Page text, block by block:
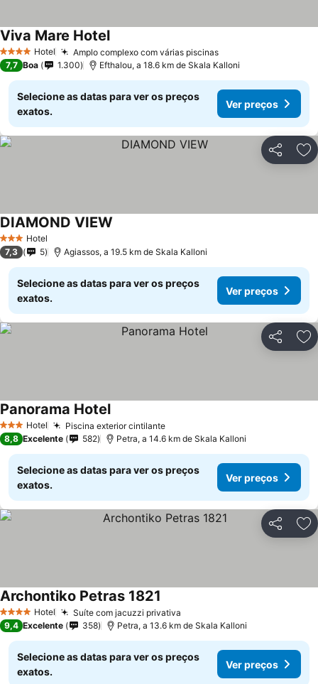
4 EstrelasHotel Amplo complexo com várias piscinas
Viva Mare Hotel
7,7 Boa 1.300 Efthalou, a 18.6 km de Skala Kalloni
Selecione as datas para ver os preços
exatos.
Ver preços
Partilhar
3 EstrelasHotel
DIAMOND VIEW
7,3 5 Agiassos, a 19.5 km de Skala Kalloni
Selecione as datas para ver os preços
exatos.
Ver preços
Partilhar
3 EstrelasHotel Piscina exterior cintilante
Panorama Hotel
8,8 Excelente 582 Petra, a 14.6 km de Skala Kalloni
Selecione as datas para ver os preços
exatos.
Ver preços
Partilhar
4 EstrelasHotel Suíte com jacuzzi privativa
Archontiko Petras 1821
9,4 Excelente 358 Petra, a 13.6 km de Skala Kalloni
Selecione as datas para ver os preços
exatos.
Ver preços